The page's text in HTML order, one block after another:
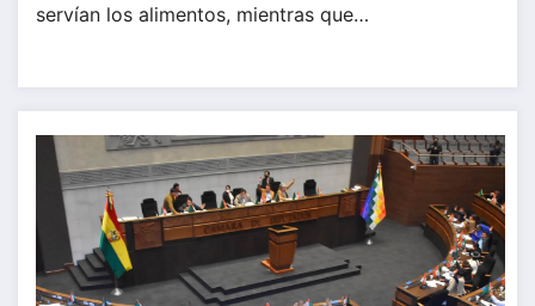
servían los alimentos, mientras que…